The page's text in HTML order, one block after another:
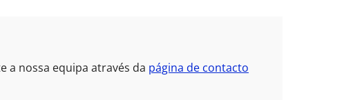
a nossa equipa através da página de contacto